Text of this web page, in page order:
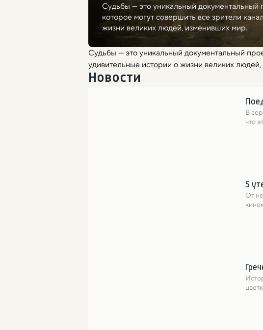
Судьбы — это уникальный документальный
которое могут совершить все зрители
жизни великих людей, изменивших мир.
Судьбы — это уникальный документальный
удивительные истории о жизни великих
Новости
В
что
5
От